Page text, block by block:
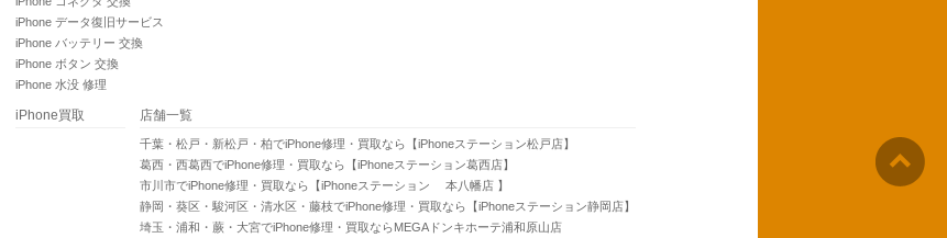
iPhone データ復旧サービス
iPhone バッテリー 交換
iPhone ボタン 交換
iPhone 水没 修理
iPhone買取 店舗一覧
千葉・松戸・新松戸・柏でiPhone修理・買取なら【iPhoneステーション松戸店】
葛西・西葛西でiPhone修理・買取なら【iPhoneステーション葛西店】
市川市でiPhone修理・買取なら【iPhoneステーション 本八幡店 】
静岡・葵区・駿河区・清水区・藤枝でiPhone修理・買取なら【iPhoneステーション静岡店】
埼玉・浦和・蕨・大宮でiPhone修理・買取ならMEGAドンキホーテ浦和原山店